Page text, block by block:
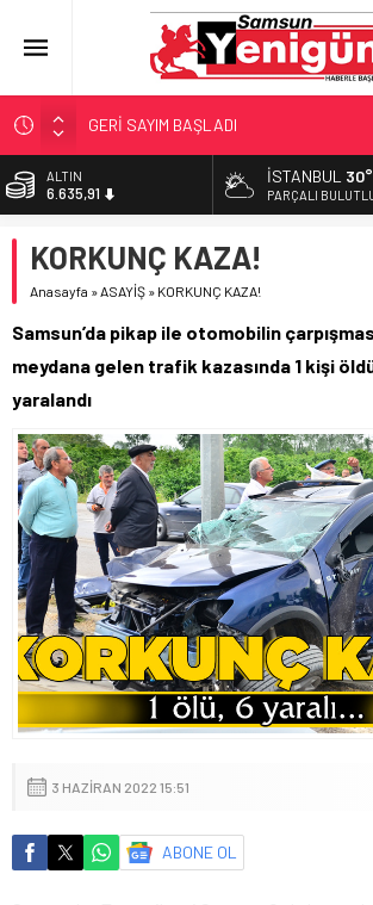
GERİ SAYIM BAŞLADI
SAMSUNSPOR’DA HEDEF 5’İNCİLİK!
‘BAFRA’YA YATIRIM YAPIN!’
YÖNETİCİ SEÇERKEN YAPILAN EN
ALTIN
6.635,91
13.779,39
DOLAR
55,1513
İSTANBUL
PARÇALI
KORKUNÇ KAZA!
Anasayfa »ASAYİŞ » KORKUNÇ KAZA!
Samsun’da pikap ile otomobilin
meydana gelen trafik kazasında 1 kişi
yaralandı
3 HAZIRAN 2022 15:51
ABONE OL